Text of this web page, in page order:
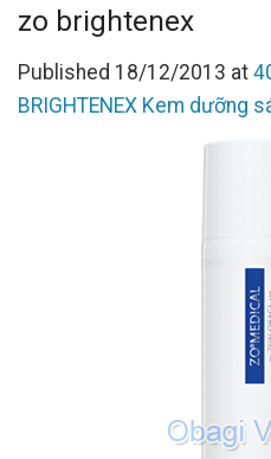
zo brightenex
Published 18/12/2013 at
BRIGHTENEX Kem dưỡng